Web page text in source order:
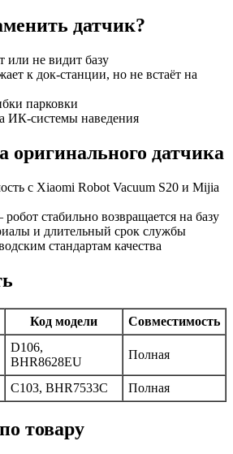
датчик?
или не видит базу
к док-станции, но не встаёт на
парковки
ИК-системы наведения
оригинального датчика
с Xiaomi Robot Vacuum S20 и Mijia
стабильно возвращается на базу
и длительный срок службы
стандартам качества
Код модели
Совместимость
D106,
BHR8628EU
Полная
C103, BHR7533C Полная
товару